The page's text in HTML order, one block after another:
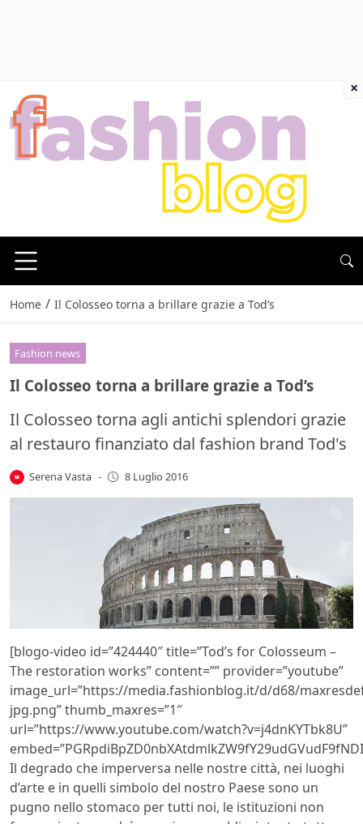
Home / Il Colosseo torna a brillare grazie a Tod’s
Fashion news
Il Colosseo torna a brillare grazie a Tod’s
Il Colosseo torna agli antichi splendori grazie
al restauro finanziato dal fashion brand Tod's
Serena Vasta - 8 Luglio 2016
[blogo-video id=”424440″ title=”Tod’s for Colosseum –
The restoration works” content=”” provider=”youtube”
image_url=”https://media.fashionblog.it/d/d68/
jpg.png” thumb_maxres=”1″
url=”https://www.youtube.com/watch?v=j4dnKYTbk8U”
Il degrado che imperversa nelle nostre città, nei luoghi
d’arte e in quelli simbolo del nostro Paese sono un
pugno nello stomaco per tutti noi, le istituzioni non
×